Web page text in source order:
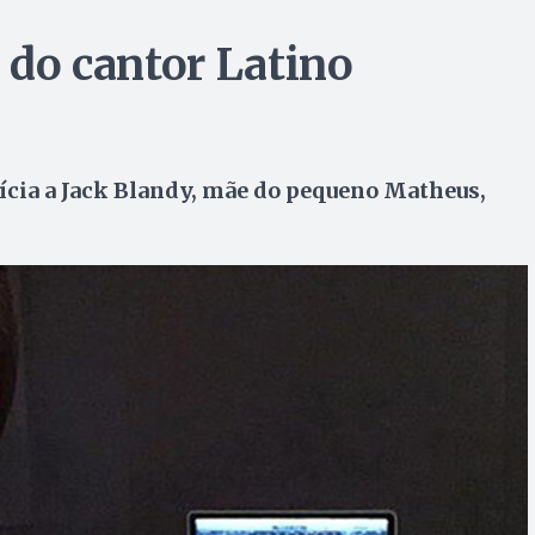
do cantor Latino
a Jack Blandy, mãe do pequeno Matheus,